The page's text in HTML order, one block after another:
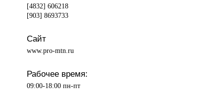
[4832] 606218
[903] 8693733
Сайт
www.pro-mtn.ru
Рабочее время:
09:00-18:00 пн-пт